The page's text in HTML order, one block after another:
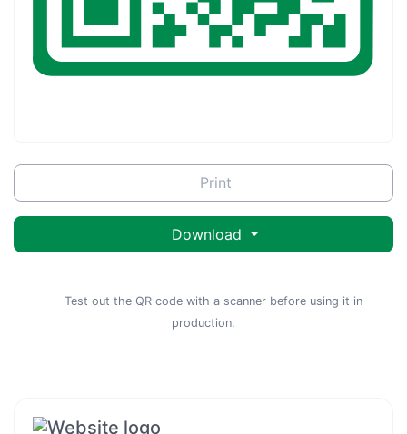
Print
Download
Test out the QR code with a scanner before using it in
production.